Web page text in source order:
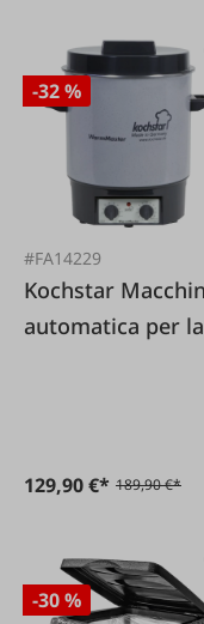
-32 %
#FA14229
Kochstar Macchina
automatica per la
129,90 €* 189,90 €*
-30 %